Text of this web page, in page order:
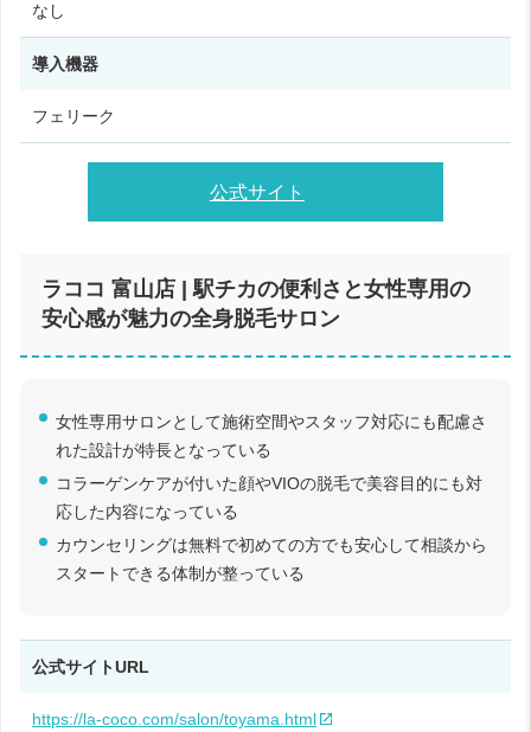
なし
導入機器
フェリーク
公式サイト
ラココ 富山店 | 駅チカの便利さと女性専用の
安心感が魅力の全身脱毛サロン
女性専用サロンとして施術空間やスタッフ対応にも配慮さ
れた設計が特長となっている
コラーゲンケアが付いた顔やVIOの脱毛で美容目的にも対
応した内容になっている
カウンセリングは無料で初めての方でも安心して相談から
スタートできる体制が整っている
公式サイトURL
https://la-coco.com/salon/toyama.html